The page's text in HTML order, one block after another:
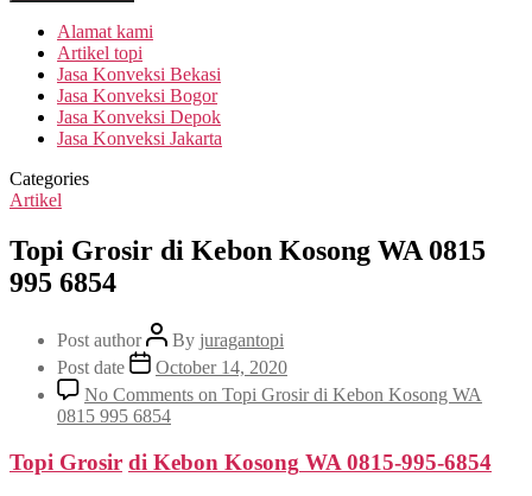
Alamat kami
Artikel topi
Jasa Konveksi Bekasi
Jasa Konveksi Bogor
Jasa Konveksi Depok
Jasa Konveksi Jakarta
Categories
Artikel
Topi Grosir di Kebon Kosong WA 0815
995 6854
Post author By juragantopi
Post date
October 14, 2020
No Comments on Topi Grosir di Kebon Kosong WA
0815 995 6854
Topi Grosir di Kebon Kosong WA 0815-995-6854